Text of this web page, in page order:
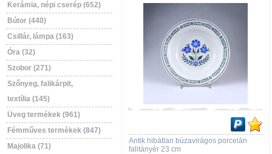
Kerámia, népi cserép (652)
Bútor (440)
Csillár, lámpa (163)
Óra (32)
Szobor (271)
Szőnyeg, falikárpit,
textília (145)
Üveg termékek (961)
Fémműves termékek (847)
Majolika (71)
Antik hibátlan búzavirágos porcelán
falitányér 23 cm